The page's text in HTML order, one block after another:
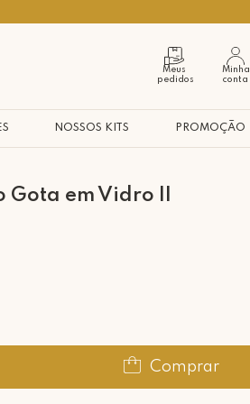
Meus
pedidos
Minha
conta
NOSSOS KITS PROMOÇÃO
em Vidro II
Comprar